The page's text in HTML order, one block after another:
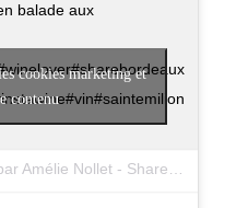
balade aux
Une publication partagée par Amélie Nollet - ShareBordeaux (@amelienollet) le
cookies marketing et
contenu